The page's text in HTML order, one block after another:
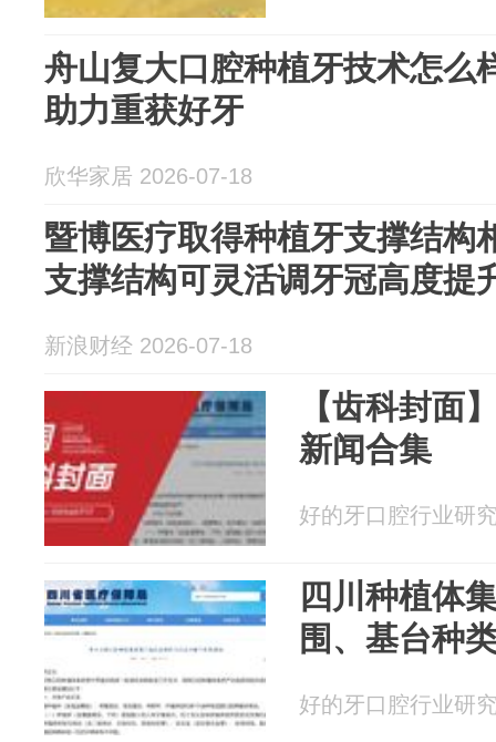
舟山复大口腔种植牙技术怎么
助力重获好牙
欣华家居 2026-07-18
暨博医疗取得种植牙支撑结构
支撑结构可灵活调牙冠高度提
新浪财经 2026-07-18
【齿科封面
新闻合集
好的牙口腔行业研
四川种植体
围、基台种
好的牙口腔行业研